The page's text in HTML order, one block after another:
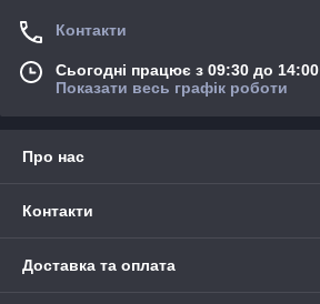
Контакти
Сьогодні працює з 09:30 до 14:00
Показати весь графік роботи
Про нас
Контакти
Доставка та оплата